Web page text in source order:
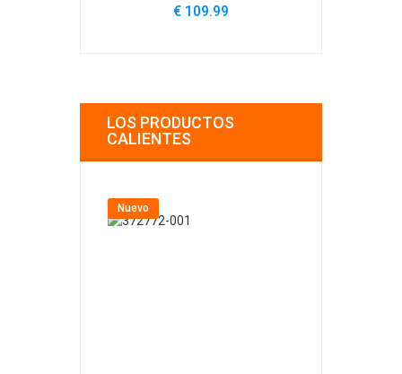
€ 109.99
LOS PRODUCTOS
CALIENTES
Nuevo